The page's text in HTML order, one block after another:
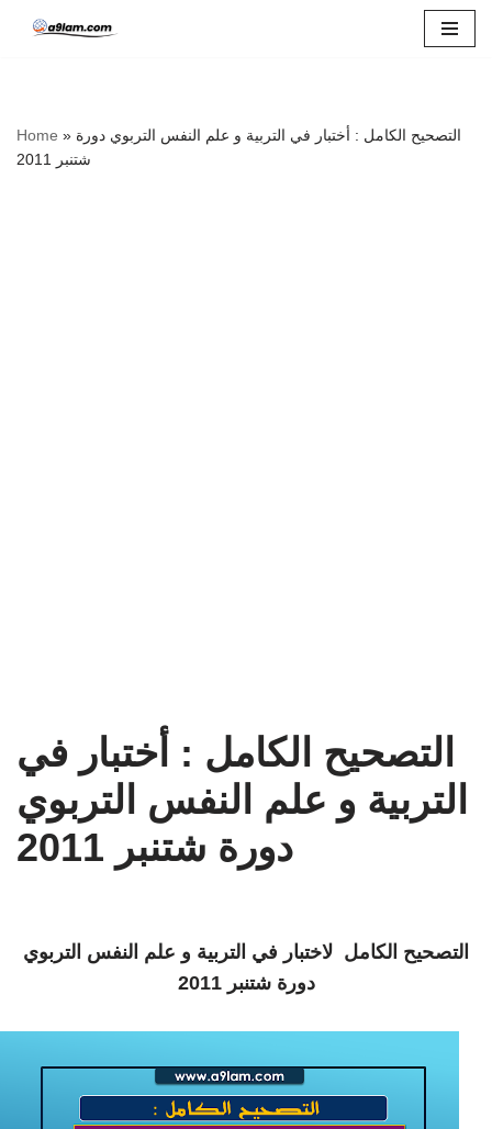
Home » التصحيح الكامل : أختبار في التربية و علم النفس التربوي دورة
شتنبر 2011
التصحيح الكامل : أختبار في
التربية و علم النفس التربوي
دورة شتنبر 2011
التصحيح الكامل لاختبار في التربية و علم النفس التربوي
دورة شتنبر 2011